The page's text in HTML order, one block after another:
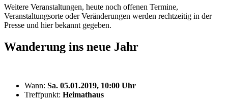
Weitere Veranstaltungen, heute noch offenen Termine,
Veranstaltungsorte oder Veränderungen werden rechtzeitig in der
Presse und hier bekannt gegeben.
Wanderung ins neue Jahr
Wann: Sa. 05.01.2019, 10:00 Uhr
Treffpunkt: Heimathaus